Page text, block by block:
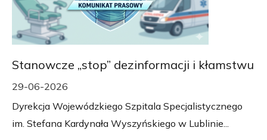
Stanowcze „stop” dezinformacji i kłamstwu
29-06-2026
Dyrekcja Wojewódzkiego Szpitala Specjalistycznego
im. Stefana Kardynała Wyszyńskiego w Lublinie...